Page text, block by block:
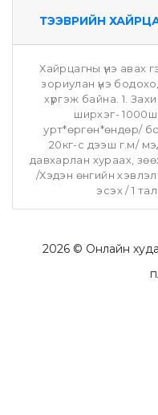
ТЭЭВРИЙН
Хайрцагны үнэ авах
зориулан үнэ
хүргэж байна. 1.
ширхэг-
урт*өргөн*өндөр/
20кг-с дээш г.м/
давхарлан хураах,
/Хэдэн өнгийн
эсэх / 1
2026 © Онлайн